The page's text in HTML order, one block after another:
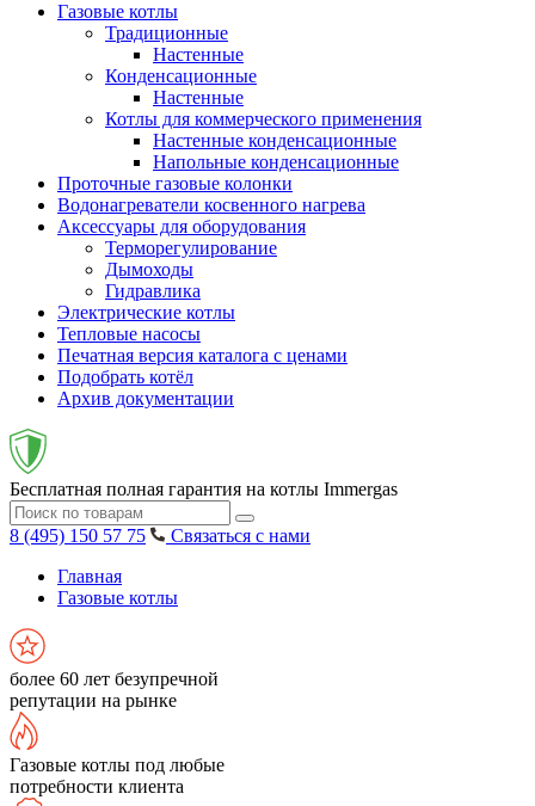
Газовые котлы
Традиционные
Настенные
Конденсационные
Настенные
Котлы для коммерческого применения
Настенные конденсационные
Напольные конденсационные
Проточные газовые колонки
Водонагреватели косвенного нагрева
Аксессуары для оборудования
Терморегулирование
Дымоходы
Гидравлика
Электрические котлы
Тепловые насосы
Печатная версия каталога с ценами
Подобрать котёл
Архив документации
Бесплатная полная гарантия на котлы Immergas
8 (495) 150 57 75
Связаться с нами
Главная
Газовые котлы
более 60 лет безупречной
репутации на рынке
Газовые котлы под любые
потребности клиента